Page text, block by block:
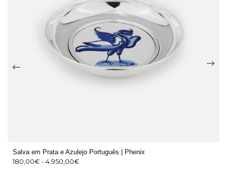
Salva em Prata e Azulejo Português | Phenix
180,00€ -4.950,00€